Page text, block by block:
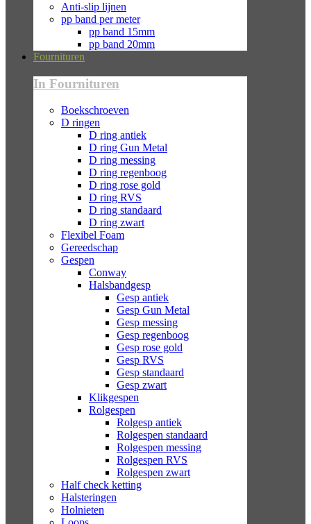
Anti-slip lijnen
pp band per meter
pp band 15mm
pp band 20mm
Fournituren
In Fournituren
Boekschroeven
D ringen
D ring antiek
D ring Gun Metal
D ring messing
D ring regenboog
D ring rose gold
D ring RVS
D ring standaard
D ring zwart
Flexibel Foam
Gereedschap
Gespen
Conway
Halsbandgesp
Gesp antiek
Gesp Gun Metal
Gesp messing
Gesp regenboog
Gesp rose gold
Gesp RVS
Gesp standaard
Gesp zwart
Klikgespen
Rolgespen
Rolgesp antiek
Rolgespen standaard
Rolgespen messing
Rolgespen RVS
Rolgespen zwart
Half check ketting
Halsteringen
Holnieten